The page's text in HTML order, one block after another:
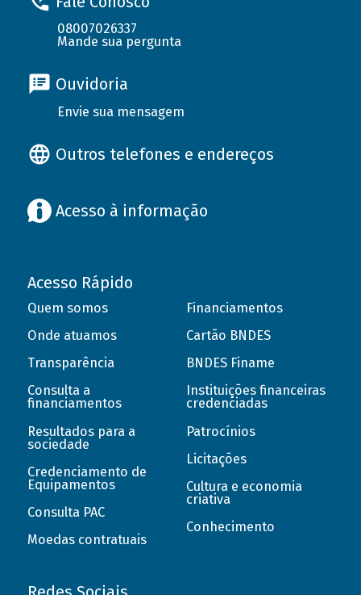
08007026337
Mande sua pergunta
Ouvidoria
Envie sua mensagem
Outros telefones e endereços
Acesso à informação
Acesso Rápido
Quem somos
Onde atuamos
Transparência
Consulta a
financiamentos
Resultados para a
sociedade
Credenciamento de
Equipamentos
Consulta PAC
Moedas contratuais
Financiamentos
Cartão BNDES
BNDES Finame
Instituições financeiras
credenciadas
Patrocínios
Licitações
Cultura e economia
criativa
Conhecimento